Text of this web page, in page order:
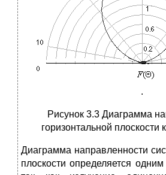
.
Рисунок 3.3 Диаграмма
горизонтальной плоскости
Диаграмма направленности
плоскости определяется